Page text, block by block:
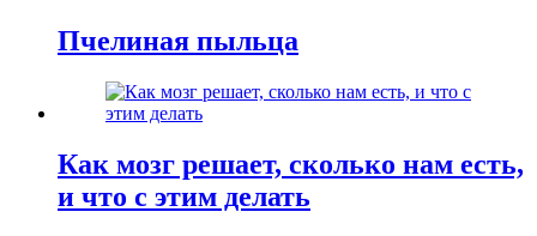
Пчелиная пыльца
Как мозг решает, сколько нам есть,
и что с этим делать